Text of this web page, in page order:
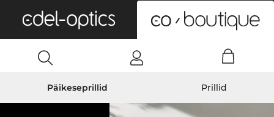
Päikeseprillid Prillid